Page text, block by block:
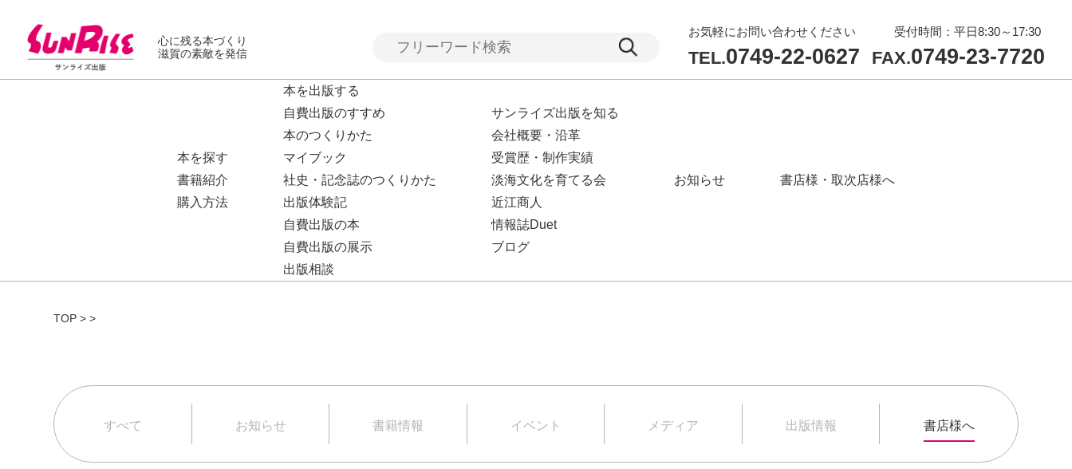
心に残る本づくり
滋賀の素敵を発信
お気軽にお問い合わせください
TEL.0749-22-0627
受付時間：平日8:30～17:30
FAX.0749-23-7720
本を探す
書籍紹介
購入方法
本を出版する
自費出版のすすめ
本のつくりかた
マイブック
社史・記念誌のつくりかた
出版体験記
自費出版の本
自費出版の展示
出版相談
サンライズ出版を知る
会社概要・沿革
受賞歴・制作実績
淡海文化を育てる会
近江商人
情報誌Duet
ブログ
お知らせ 書店様・取次店様へ
TOP >>
すべて お知らせ 書籍情報 イベント メディア 出版情報 書店様へ